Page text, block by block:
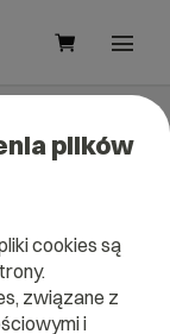
it isPrompt
use.
plików
cookies są
związane z
i